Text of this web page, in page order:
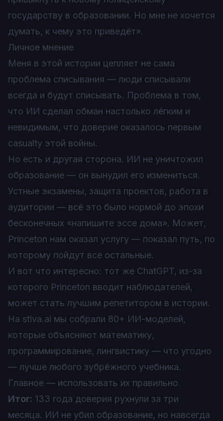
государству в образовании. Но мне не хочется
думать, к чему это приведёт».
Личное мнение
Меня в этой истории цепляет не сама
проблема списывания — люди списывали
всегда и будут списывать. Проблема в том,
что ИИ сделал обман настолько лёгким и
невидимым, что доверие оказалось первым
casualty этой войны.
Но есть и другая сторона. ИИ не уничтожил
образование — он вынудил его измениться.
Устные экзамены, защита проектов, работа в
аудитории — всё это было нормой до эпохи
бесконечных «напишите эссе дома». Может,
Princeton нам оказал услугу — показал путь, по
которому пойдут все остальные.
И вот что интересно: тот же ChatGPT, из-за
которого Princeton вводит наблюдателей,
может стать лучшим репетитором в истории.
На stiva.ai мы собрали 80+ ИИ-моделей,
которые объясняют математику,
программирование, лингвистику — что угодно
— лучше любого зубрёжного учебника.
Главное — использовать их правильно.
Итог: 133 года доверия рухнули за три
месяца. ИИ не убил образование, но навсегда